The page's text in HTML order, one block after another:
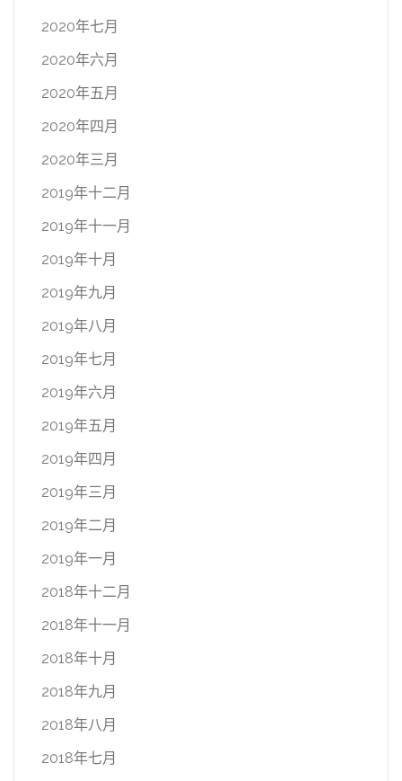
2020年七月
2020年六月
2020年五月
2020年四月
2020年三月
2019年十二月
2019年十一月
2019年十月
2019年九月
2019年八月
2019年七月
2019年六月
2019年五月
2019年四月
2019年三月
2019年二月
2019年一月
2018年十二月
2018年十一月
2018年十月
2018年九月
2018年八月
2018年七月